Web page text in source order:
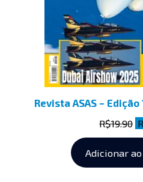
Revista ASAS –
R$19.90
Adicionar